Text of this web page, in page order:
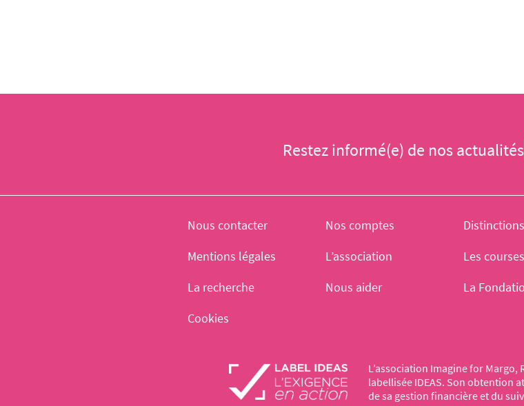
Restez informé(e) de nos actualités
L’association Imagine for
labellisée IDEAS. Son obtention
de sa gestion financière et du
Nous contacter Nos comptes Distinctions
Mentions légales
L’association Les courses
La recherche
Nous aider La
Cookies